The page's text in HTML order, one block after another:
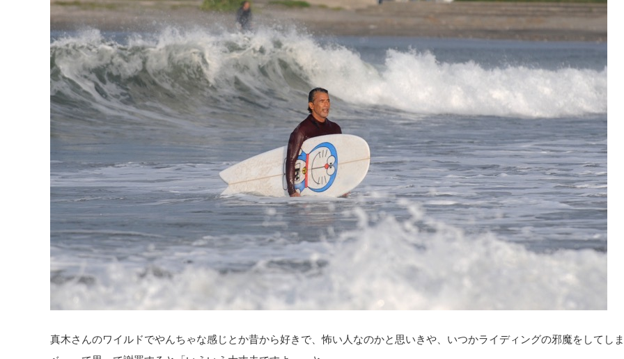
真木さんのワイルドでやんちゃな感じとか昔から好きで、怖い人なのかと思いきや、いつかライディングの邪魔をしてし